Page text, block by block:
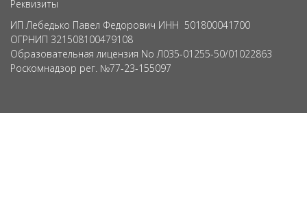
Реквизиты
ИП Лебедько Павел Федорович ИНН 501800041700
ОГРНИП 321508100479108
Образовательная лицензия No Л035-01255-50/01022863
Роскомнадзор рег. №77-23-155097